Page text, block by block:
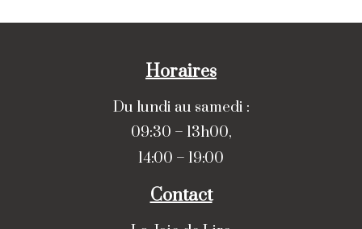
Horaires
Du lundi au samedi :
09:30 – 13h00,
14:00 – 19:00
Contact